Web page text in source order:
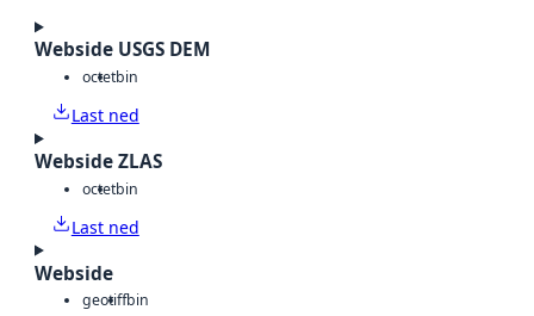
Webside USGS DEM
octetbin
Last ned
Webside ZLAS
octetbin
Last ned
Webside
geotiffbin